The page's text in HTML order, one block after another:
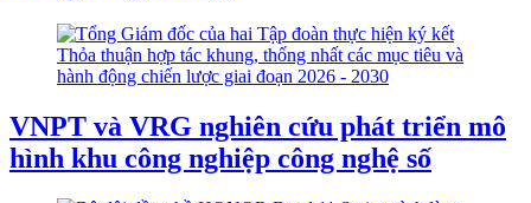
VNPT và VRG nghiên cứu phát triển mô
hình khu công nghiệp công nghệ số